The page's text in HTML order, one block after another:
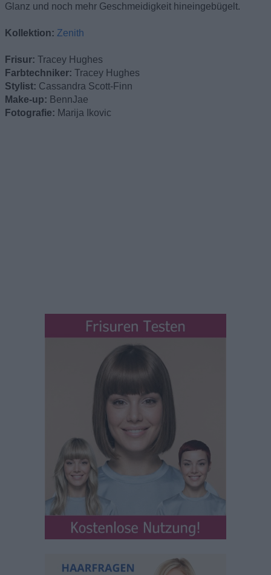
Glanz und noch mehr Geschmeidigkeit hineingebügelt.
Kollektion: Zenith
Frisur: Tracey Hughes
Farbtechniker: Tracey Hughes
Stylist: Cassandra Scott-Finn
Make-up: BennJae
Fotografie: Marija Ikovic